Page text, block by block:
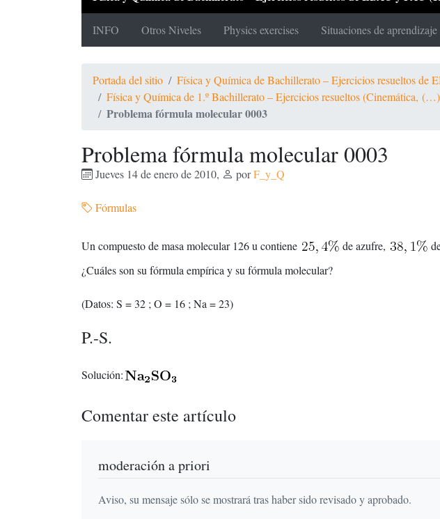
INFO Otros Niveles Physics exercises Situaciones de aprendizaje
Portada del sitio
Física y Química de Bachillerato – Ejercicios resueltos
Física y Química de 1.º Bachillerato – Ejercicios resueltos (Cinemática, (…)
Problema fórmula molecular 0003
Problema fórmula molecular 0003
Jueves 14 de enero de 2010, porF_y_Q
Fórmulas
Un compuesto de masa molecular 126 u contiene de azufre,
¿Cuáles son su fórmula empírica y su fórmula molecular?
(Datos: S = 32 ; O = 16 ; Na = 23)
P.-S.
Solución:
Comentar este artículo
moderación a priori
Aviso, su mensaje sólo se mostrará tras haber sido revisado y aprobado.